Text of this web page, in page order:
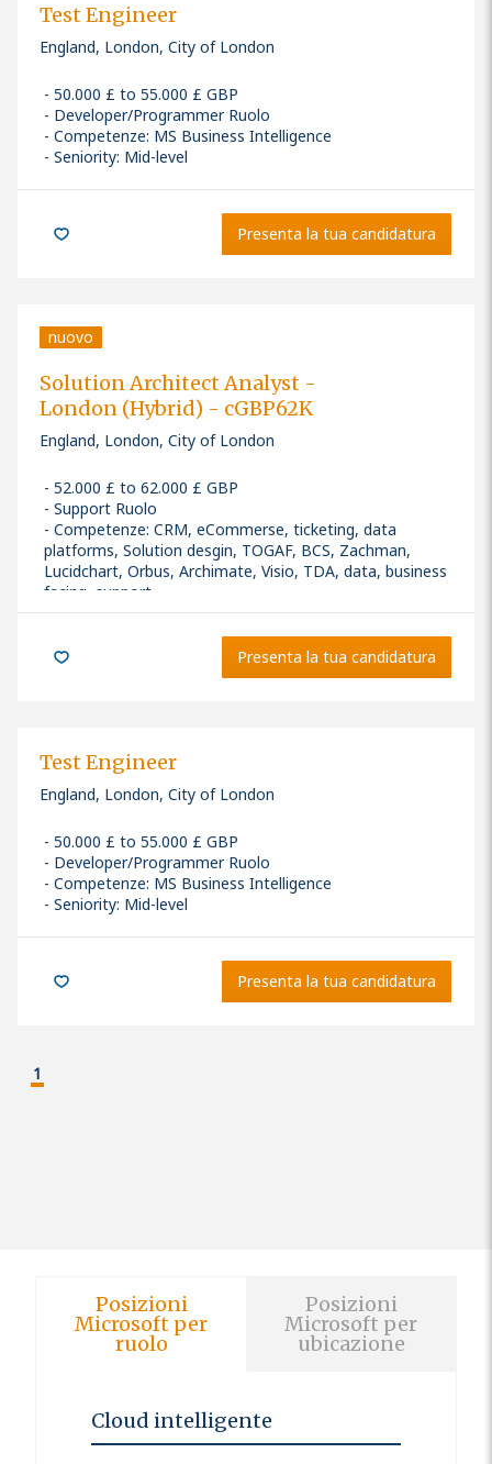
Test Engineer
England, London, City of London
50.000 £ to 55.000 £ GBP
Developer/Programmer Ruolo
Competenze: MS Business Intelligence
Seniority: Mid-level
Presenta la tua candidatura
nuovo
Solution Architect Analyst -
London (Hybrid) - cGBP62K
England, London, City of London
52.000 £ to 62.000 £ GBP
Support Ruolo
Competenze: CRM, eCommerse, ticketing, data
platforms, Solution desgin, TOGAF, BCS, Zachman,
Lucidchart, Orbus, Archimate, Visio, TDA, data, business
facing, support
Seniority: Mid-level
Presenta la tua candidatura
Test Engineer
England, London, City of London
50.000 £ to 55.000 £ GBP
Developer/Programmer Ruolo
Competenze: MS Business Intelligence
Seniority: Mid-level
Presenta la tua candidatura
1
Posizioni
Microsoft per
ruolo
Posizioni
Microsoft per
ubicazione
Cloud intelligente